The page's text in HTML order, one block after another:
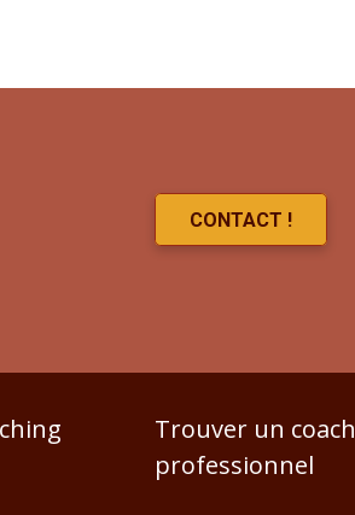
CONTACT !
Trouver un coach
professionnel